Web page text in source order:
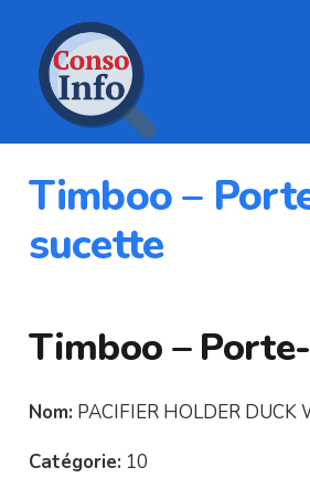
Timboo –
sucette
Timboo –
Nom: PACIFIER HOLDER DUCK
Catégorie: 10